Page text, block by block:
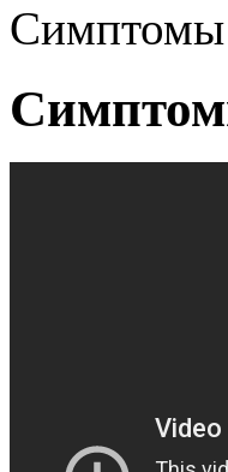
Симптомы